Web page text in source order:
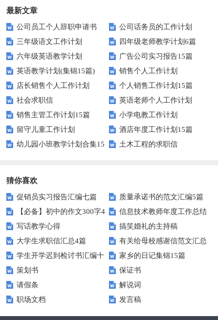
最新文章
公司员工个人辞职申请书
公司话务员的工作计划
三年级语文工作计划
四年级老师教学计划6篇
六年级英语教学计划
广告公司实习报告15篇
英语教学计划(集锦15篇)
销售个人工作计划
店长销售个人工作计划
个人销售工作计划15篇
社会求职信
英语老师个人工作计划
销售主管工作计划15篇
小学电教工作计划
留守儿童工作计划
酒店年度工作计划15篇
幼儿园小班教学计划合集15
土木工程的求职信
猜你喜欢
促销员实习报告汇编七篇
质量承诺书的范文汇编5篇
【必备】初中的作文300字4
篇
信息技术教师年度工作总结
写话教学心得
搞笑婚礼的主持稿
大学生求职信汇总4篇
有关给母校感谢信范文汇总
九篇
学生开学迟到检讨书汇编十
篇
家乡的日记集锦15篇
策划书
保证书
请假条
解说词
职场文档
发言稿